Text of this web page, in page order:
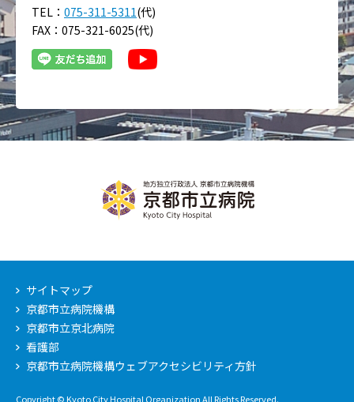
TEL： 075-311-5311(代)
FAX：075-321-6025(代)
サイトマップ
京都市立病院機構
京都市立京北病院
看護部
京都市立病院機構ウェブアクセシビリティ方針
Copyright © Kyoto City Hospital Organization All Rights Reserved.